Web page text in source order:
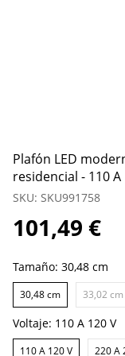
Plafón LED
residencial - 110
SKU: SKU991758
101,49 €
Tamaño: 30,48 cm
30,48 cm 33,02 cm
Voltaje: 110 A 120 V
110 A 120 V 220 A